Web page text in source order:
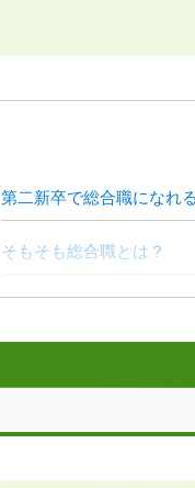
第二新卒で総合職になれ
そもそも総合職とは？
第二新卒から総合職にな